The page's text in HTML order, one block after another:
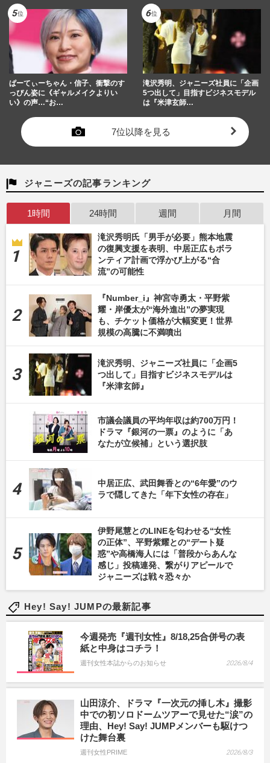
ぱーてぃーちゃん・信子、衝撃のす
っぴん姿に《ギャルメイクよりい
い》の声…“お…
滝沢秀明、ジャニーズ社員に「企画
5つ出して」目指すビジネスモデル
は『米津玄師…
7位以降を見る
ジャニーズの記事ランキング
1時間 24時間 週間 月間
滝沢秀明氏「男手が必要」熊本地震
の復興支援を表明、中居正広もボラ
ンティア計画で浮かび上がる“合
流”の可能性
『Number_i』神宮寺勇太・平野紫
耀・岸優太が“海外進出”の夢実現
も、チケット価格が大幅変更！世界
規模の高騰に不満噴出
滝沢秀明、ジャニーズ社員に「企画5
つ出して」目指すビジネスモデルは
『米津玄師』
市議会議員の平均年収は約700万円！
ドラマ『銀河の一票』のように「あ
なたが立候補」という選択肢
中居正広、武田舞香との“6年愛”のウ
ラで隠してきた「年下女性の存在」
伊野尾慧とのLINEを匂わせる“女性
の正体”、平野紫耀との“デート疑
惑”や高橋海人には「普段からあんな
感じ」投稿連発、繋がりアピールで
ジャニーズは戦々恐々か
Hey! Say! JUMPの最新記事
今週発売『週刊女性』8/18,25合併号の表
紙と中身はコチラ！
週刊女性本誌からのお知らせ 2026/8/4
山田涼介、ドラマ『一次元の挿し木』撮影
中での初ソロドームツアーで見せた“涙”の
理由、Hey! Say! JUMPメンバーも駆けつ
けた舞台裏
週刊女性PRIME 2026/8/3